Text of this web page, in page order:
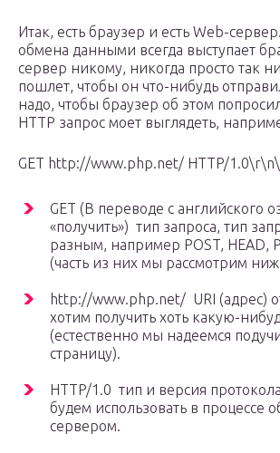
Итак, есть браузер и есть Web-
обмена данными всегда выступает
сервер никому, никогда просто так
пошлет, чтобы он что-нибудь
надо, чтобы браузер об этом
HTTP запрос моет выглядеть,
GET http://www.php.net/ HTTP/
GET (В переводе с английского
«получить») тип запроса, тип
разным, например POST, HEAD,
(часть из них мы рассмотрим
http://www.php.net/ URI (адрес)
хотим получить хоть какую-
(естественно мы надеемся
страницу).
HTTP/1.0 тип и версия
будем использовать в процессе
сервером.